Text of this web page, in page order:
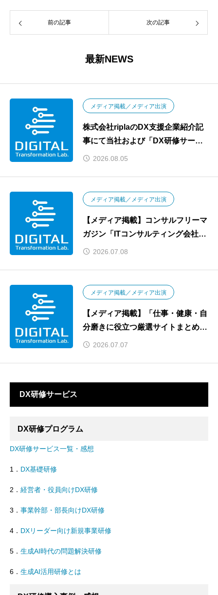
前の記事 次の記事
最新NEWS
メディア掲載／メディア出演
株式会社riplaのDX支援企業紹介記
事にて当社および「DX研修サービ
ス」が紹介されました
2026.08.05
メディア掲載／メディア出演
【メディア掲載】コンサルフリーマ
ガジン「ITコンサルティング会社29
選」に選出されました
2026.07.08
メディア掲載／メディア出演
【メディア掲載】「仕事・健康・自
分磨きに役立つ厳選サイトまとめ」
にてDXナレッジが紹介されました
2026.07.07
DX研修サービス
DX研修プログラム
DX研修サービス一覧・感想
1． DX基礎研修
2． 経営者・役員向けDX研修
3． 事業幹部・部長向けDX研修
4． DXリーダー向け新規事業研修
5． 生成AI時代の問題解決研修
6． 生成AI活用研修とは